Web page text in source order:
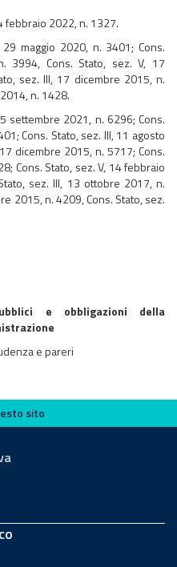
febbraio 2022, n. 1327.
maggio 2020, n. 3401; Cons.
3994, Cons. Stato, sez. V, 17
sez. III, 17 dicembre 2015, n.
n. 1428.
settembre 2021, n. 6296; Cons.
Cons. Stato, sez. III, 11 agosto
dicembre 2015, n. 5717; Cons.
Cons. Stato, sez. V, 14 febbraio
sez. III, 13 ottobre 2017, n.
2015, n. 4209, Cons. Stato, sez.
e obbligazioni della
e pareri
sito